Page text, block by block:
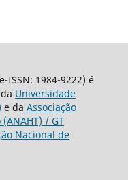
ISSN: 1984-9222) é
Universidade
e da Associação
/ GT
Nacional de